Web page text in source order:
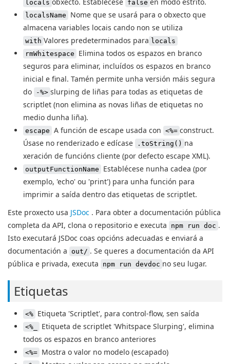
locals false
localsName
Nome que se usará para o obxecto que
almacena variables locais cando non se utiliza
with Valores predeterminados para locals
rmWhitespace
Elimina todos os espazos en branco
seguros para eliminar, incluídos os espazos en branco
inicial e final. Tamén permite unha versión máis segura
do
-%> slurping de liñas para todas as etiquetas de
scriptlet (non elimina as novas liñas de etiquetas no
medio dunha liña).
escape A función de escape usada con <%= construct.
Úsase no renderizado e edícase
.toString() na
xeración de funcións cliente (por defecto escape XML).
outputFunctionName
Establécese nunha cadea (por
exemplo, 'echo' ou 'print') para unha función para
imprimir a saída dentro das etiquetas de scriptlet.
Este proxecto usa JSDoc . Para obter a documentación pública
completa da API, clona o repositorio e executa
npm run doc .
Isto executará JSDoc coas opcións adecuadas e enviará a
documentación a
out/ . Se queres a documentación da API
pública e privada, executa
npm run devdoc no seu lugar.
Etiquetas
<% Etiqueta 'Scriptlet', para control-flow, sen saída
<%_
Etiqueta de scriptlet 'Whitspace Slurping', elimina
todos os espazos en branco anteriores
<%= Mostra o valor no modelo (escapado)